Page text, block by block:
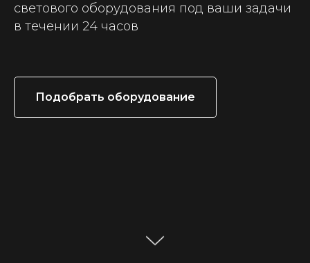
светового оборудования под ваши задачи
в течении 24 часов
Подобрать оборудование